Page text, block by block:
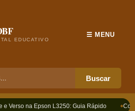
EDUCATIVO
Buscar
☰ MENU
Verso na Epson L3250: Guia Rápido